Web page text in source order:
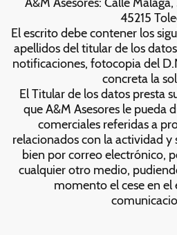
45215
El escrito debe contener los
apellidos del titular de los
notificaciones, fotocopia del
concreta la
El Titular de los datos presta
que A&M Asesores le pueda
comerciales referidas a
relacionados con la actividad y
bien por correo electrónico,
cualquier otro medio,
momento el cese en el